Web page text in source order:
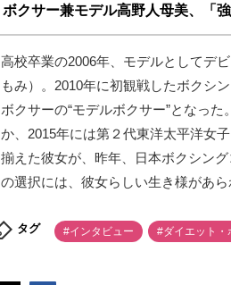
ボクサー兼モデル高野人母美、「
高校卒業の2006年、モデルとしてデ
もみ）。2010年に初観戦したボクシ
ボクサーの“モデルボクサー”となっ
か、2015年には第２代東洋太平洋女
揃えた彼女が、昨年、日本ボクシン
の選択には、彼女らしい生き様があ
タグ #インタビュー #ダイエット・